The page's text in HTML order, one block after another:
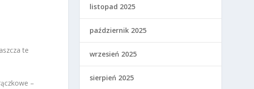
te
–
listopad 2025
październik 2025
wrzesień 2025
sierpień 2025